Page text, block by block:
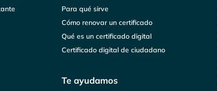
Para qué sirve
Cómo renovar un certificado
Qué es un certificado digital
Certificado digital de ciudadano
Te ayudamos